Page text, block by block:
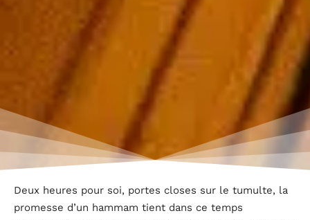
Deux heures pour soi, portes closes sur le tumulte, la
promesse d’un hammam tient dans ce temps